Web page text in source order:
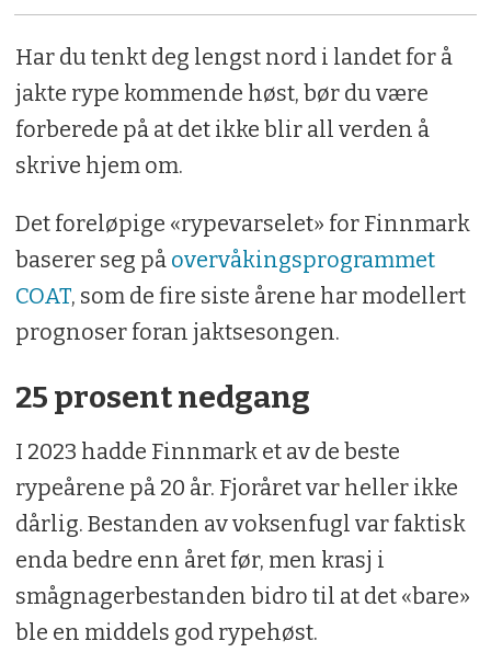
Har du tenkt deg lengst nord i landet for å
jakte rype kommende høst, bør du være
forberede på at det ikke blir all verden å
skrive hjem om.
Det foreløpige «rypevarselet» for Finnmark
baserer seg på overvåkingsprogrammet
COAT, som de fire siste årene har modellert
prognoser foran jaktsesongen.
25 prosent nedgang
I 2023 hadde Finnmark et av de beste
rypeårene på 20 år. Fjoråret var heller ikke
dårlig. Bestanden av voksenfugl var faktisk
enda bedre enn året før, men krasj i
smågnagerbestanden bidro til at det «bare»
ble en middels god rypehøst.